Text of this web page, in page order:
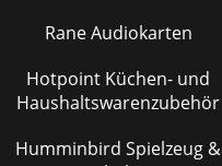
Rane Audiokarten
Hotpoint Küchen- und
Haushaltswarenzubehör
Humminbird Spielzeug &